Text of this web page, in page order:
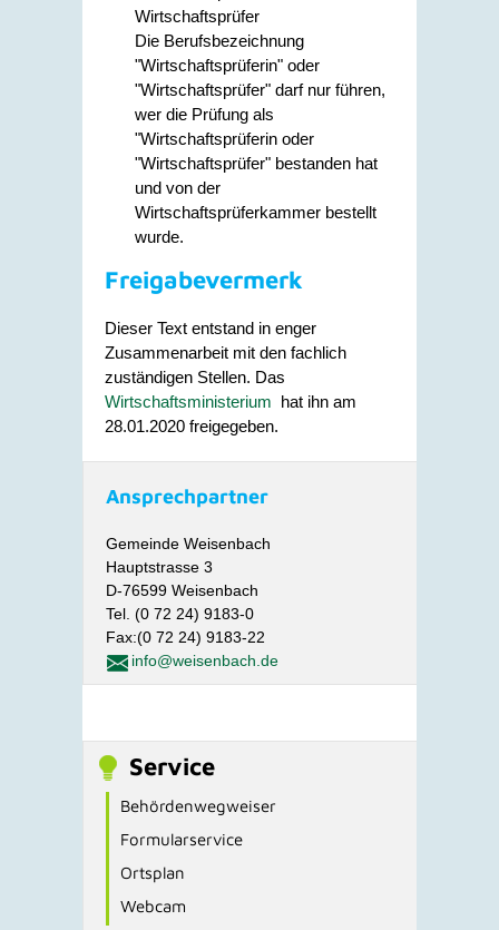
Wirtschaftsprüfer
Die Berufsbezeichnung
"Wirtschaftsprüferin" oder
"Wirtschaftsprüfer" darf nur führen,
wer die Prüfung als
"Wirtschaftsprüferin oder
"Wirtschaftsprüfer" bestanden hat
und von der
Wirtschaftsprüferkammer bestellt
wurde.
Freigabevermerk
Dieser Text entstand in enger
Zusammenarbeit mit den fachlich
zuständigen Stellen. Das
Wirtschaftsministerium hat ihn am
28.01.2020 freigegeben.
Ansprechpartner
Gemeinde Weisenbach
Hauptstrasse 3
D-76599 Weisenbach
Tel. (0 72 24) 9183-0
Fax:(0 72 24) 9183-22
info@weisenbach.de
Service
Behördenwegweiser
Formularservice
Ortsplan
Webcam